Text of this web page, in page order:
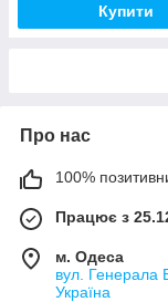
Купити
Про нас
100%
Працює з
м. Одеса
вул. Генерала
Україна